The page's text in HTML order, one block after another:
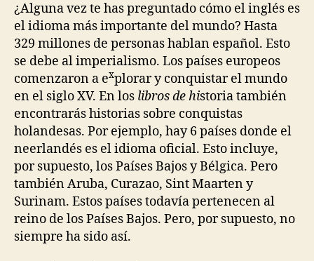
¿Alguna vez te has preguntado cómo el inglés es
el idioma más importante del mundo? Hasta
329 millones de personas hablan español. Esto
se debe al imperialismo. Los países europeos
comenzaron a explorar y conquistar el mundo
en el siglo XV. En los libros de historia también
encontrarás historias sobre conquistas
holandesas. Por ejemplo, hay 6 países donde el
neerlandés es el idioma oficial. Esto incluye,
por supuesto, los Países Bajos y Bélgica. Pero
también Aruba, Curazao, Sint Maarten y
Surinam. Estos países todavía pertenecen al
reino de los Países Bajos. Pero, por supuesto, no
siempre ha sido así.